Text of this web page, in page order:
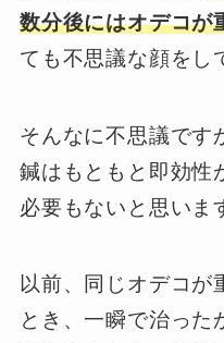
数分後にはオデコが
ても不思議な顔をし
そんなに不思議です
鍼はもともと即効性
必要もないと思いま
以前、同じオデコが
とき、一瞬で治った